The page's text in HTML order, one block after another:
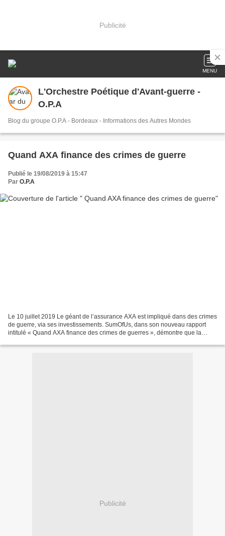
Publicité
MENU
L'Orchestre Poétique d'Avant-guerre -
O.P.A
Blog du groupe O.P.A - Bordeaux - Informations des Autres Mondes
Quand AXA finance des crimes de guerre
Publié le 19/08/2019 à 15:47
Par O.P.A
Le 10 juillet 2019 Le géant de l’assurance AXA est impliqué dans des crimes
de guerre, via ses investissements. SumOfUs, dans son nouveau rapport
intitulé « Quand AXA finance des crimes de guerres », démontre que la
Publicité